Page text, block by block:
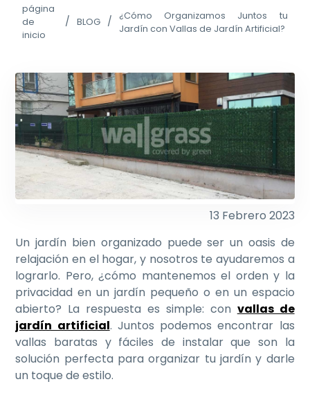
página
de
inicio
BLOG
¿Cómo Organizamos Juntos tu
Jardín con Vallas de Jardín Artificial?
13 Febrero 2023
Un jardín bien organizado puede ser un oasis de
relajación en el hogar, y nosotros te ayudaremos a
lograrlo. Pero, ¿cómo mantenemos el orden y la
privacidad en un jardín pequeño o en un espacio
abierto? La respuesta es simple: con vallas de
jardín artificial. Juntos podemos encontrar las
vallas baratas y fáciles de instalar que son la
solución perfecta para organizar tu jardín y darle
un toque de estilo.